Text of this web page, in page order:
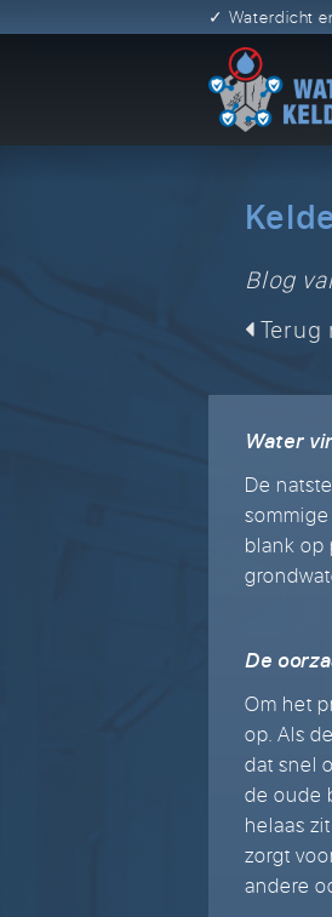
✓ Waterdicht
Blog
Terug
Water
De
blank op
De
Om het
op. Als
dat snel
de oude
helaas
zorgt
andere